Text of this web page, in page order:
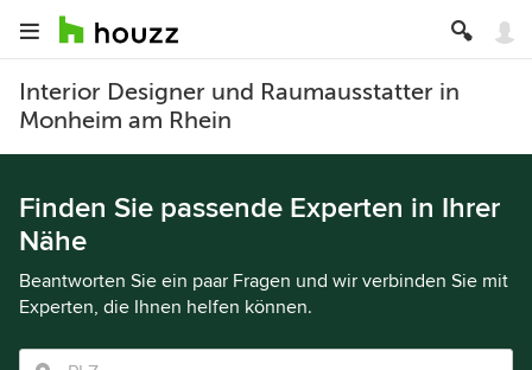
Interior Designer und Raumausstatter in
Monheim am Rhein
Finden Sie passende Experten in Ihrer
Nähe
Beantworten Sie ein paar Fragen und wir verbinden Sie mit
Experten, die Ihnen helfen können.